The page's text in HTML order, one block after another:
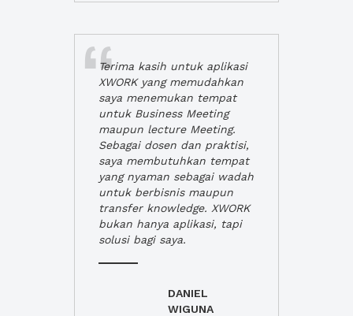
Terima kasih untuk aplikasi
XWORK yang memudahkan
saya menemukan tempat
untuk Business Meeting
maupun lecture Meeting.
Sebagai dosen dan praktisi,
saya membutuhkan tempat
yang nyaman sebagai wadah
untuk berbisnis maupun
transfer knowledge. XWORK
bukan hanya aplikasi, tapi
solusi bagi saya.
DANIEL
WIGUNA